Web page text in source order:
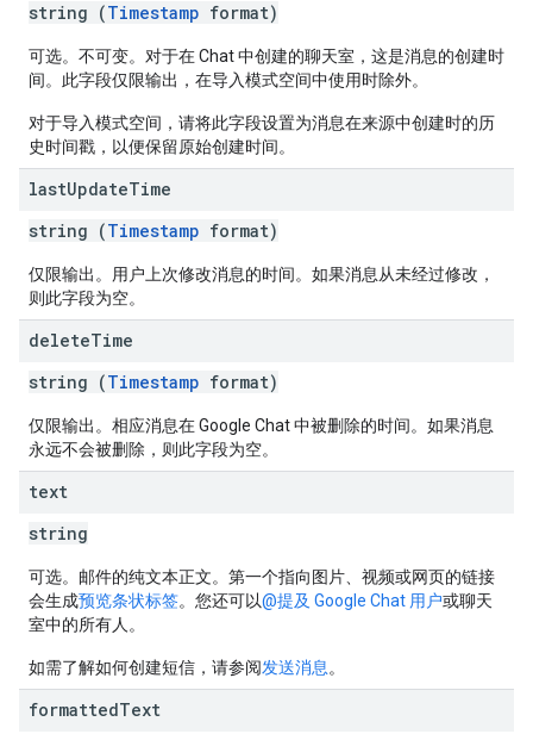
string (Timestamp format)
可选。不可变。对于在 Chat 中创建的聊天室，这是消息的创建时
间。此字段仅限输出，在导入模式空间中使用时除外。
对于导入模式空间，请将此字段设置为消息在来源中创建时的历
史时间戳，以便保留原始创建时间。
lastUpdateTime
string (Timestamp format)
仅限输出。用户上次修改消息的时间。如果消息从未经过修改，
则此字段为空。
deleteTime
string (Timestamp format)
仅限输出。相应消息在 Google Chat 中被删除的时间。如果消息
永远不会被删除，则此字段为空。
text
string
可选。邮件的纯文本正文。第一个指向图片、视频或网页的链接
会生成预览条状标签。您还可以@提及 Google Chat 用户或聊天
室中的所有人。
如需了解如何创建短信，请参阅发送消息 。
formattedText